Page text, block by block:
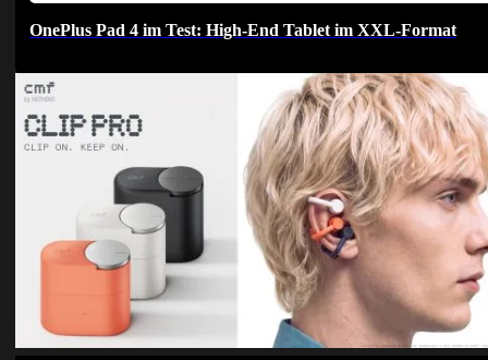
OnePlus Pad 4 im Test: High-End Tablet im XXL-Format